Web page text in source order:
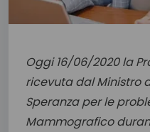
Oggi 16/06/2020 la
ricevuta dal Ministro
Speranza per le
Mammografico